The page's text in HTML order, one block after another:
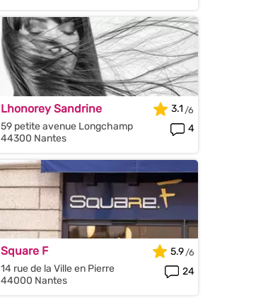
Lhonorey Sandrine
59 petite avenue Longchamp
44300 Nantes
3.1
4
Square F
14 rue de la Ville en Pierre
44000 Nantes
5.9
24